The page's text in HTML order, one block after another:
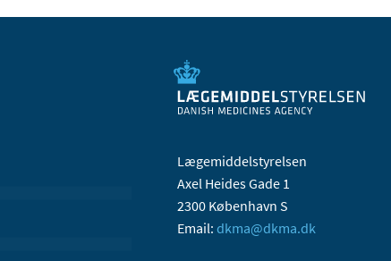
Lægemiddelstyrelsen
Axel Heides Gade 1
2300 København S
Email: dkma@dkma.dk